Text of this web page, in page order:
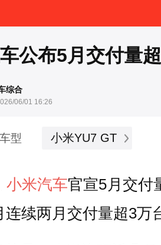
公布5月交付量
综合
06/01 16:26
型 小米YU7 GT
小米汽车官宣5月交付
续两月交付量超3万